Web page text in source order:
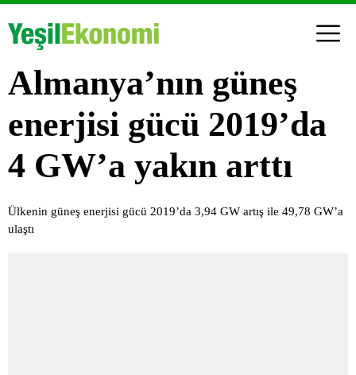
Almanya’nın güneş
enerjisi gücü 2019’da
4 GW’a yakın arttı
Ülkenin güneş enerjisi gücü 2019’da 3,94 GW artış ile 49,78 GW’a
ulaştı